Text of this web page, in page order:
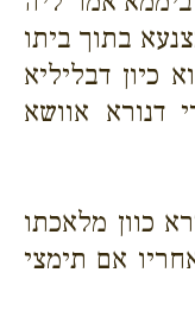
בתוך ביתו
כיון דבליליא
דנורא אוושא
כוון מלאכתו
אם תימצי